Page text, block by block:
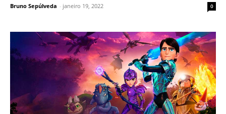
Bruno Sepúlveda - janeiro 19, 2022 0